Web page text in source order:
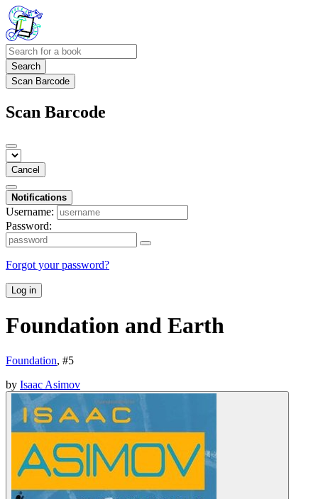
Search
Scan Barcode
Scan Barcode
Cancel
Notifications
Username:
Password:
Forgot your password?
Log in
Foundation and Earth
Foundation, #5
by Isaac Asimov